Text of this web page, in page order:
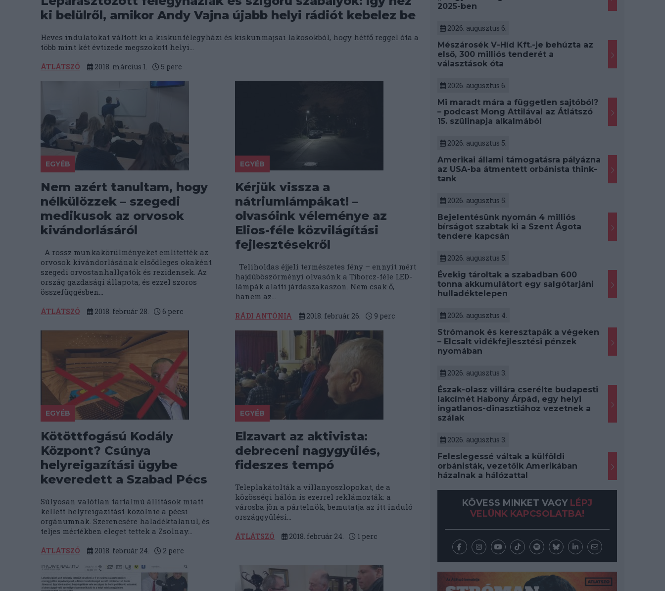
ki belülről, amikor Andy Vajna újabb helyi rádiót kebelez be
Heves indulatokat váltott ki a kiskunfélegyházi és kiskunmajsai lakosokból, hogy hétfő reggel óta a
több mint két évtizede megszokott helyi...
ÁTLÁTSZÓ 2018. március 1. 5 perc
EGYÉB
Nem azért tanultam, hogy
nélkülözzek – szegedi
medikusok az orvosok
kivándorlásáról
A rossz munkakörülményeket említették az
orvosok kivándorlásának elsődleges okaként
szegedi orvostanhallgatók és rezidensek. Az
ország gazdasági állapota, és ezzel szoros
összefüggésben...
ÁTLÁTSZÓ 2018. február 28. 6 perc
EGYÉB
Kérjük vissza a
nátriumlámpákat! –
olvasóink véleménye az
Elios-féle közvilágítási
fejlesztésekről
Teliholdas éjjeli természetes fény – ennyit mért
hajdúböszörményi olvasónk a Tiborcz-féle LED-
lámpák alatti járdaszakaszon. Nem csak ő,
hanem az...
RÁDI ANTÓNIA 2018. február 26. 9 perc
EGYÉB
Kötöttfogású Kodály
Központ? Csúnya
helyreigazítási ügybe
keveredett a Szabad Pécs
Súlyosan valótlan tartalmú állítások miatt
kellett helyreigazítást közölnie a pécsi
orgánumnak. Szerencsére haladéktalanul, és
teljes mértékben eleget tettek a Zsolnay...
ÁTLÁTSZÓ 2018. február 24. 2 perc
EGYÉB
Elzavart az aktivista:
debreceni nagygyűlés,
fideszes tempó
Teleplakátolták a villanyoszlopokat, de a
közösségi hálón is ezerrel reklámozták: a
városba jön a pártelnök, bemutatja az itt induló
országgyűlési...
ÁTLÁTSZÓ 2018. február 24. 1 perc
2025-ben
2026. augusztus 6.
Mészárosék V-Híd Kft.-je behúzta az
első, 300 milliós tenderét a
választások óta
2026. augusztus 6.
Mi maradt mára a független sajtóból?
– podcast Mong Attilával az Átlátszó
15. szülinapja alkalmából
2026. augusztus 5.
Amerikai állami támogatásra pályázna
az USA-ba átmentett orbánista think-
tank
2026. augusztus 5.
Bejelentésünk nyomán 4 milliós
bírságot szabtak ki a Szent Ágota
tendere kapcsán
2026. augusztus 5.
Évekig tároltak a szabadban 600
tonna akkumulátort egy salgótarjáni
hulladéktelepen
2026. augusztus 4.
Strómanok és keresztapák a végeken
– Elcsalt vidékfejlesztési pénzek
nyomában
2026. augusztus 3.
Észak-olasz villára cserélte budapesti
lakcímét Habony Árpád, egy helyi
ingatlanos-dinasztiához vezetnek a
szálak
2026. augusztus 3.
Feleslegessé váltak a külföldi
orbánisták, vezetőik Amerikában
házalnak a hálózattal
KÖVESS MINKET VAGY LÉPJ
VELÜNK KAPCSOLATBA!